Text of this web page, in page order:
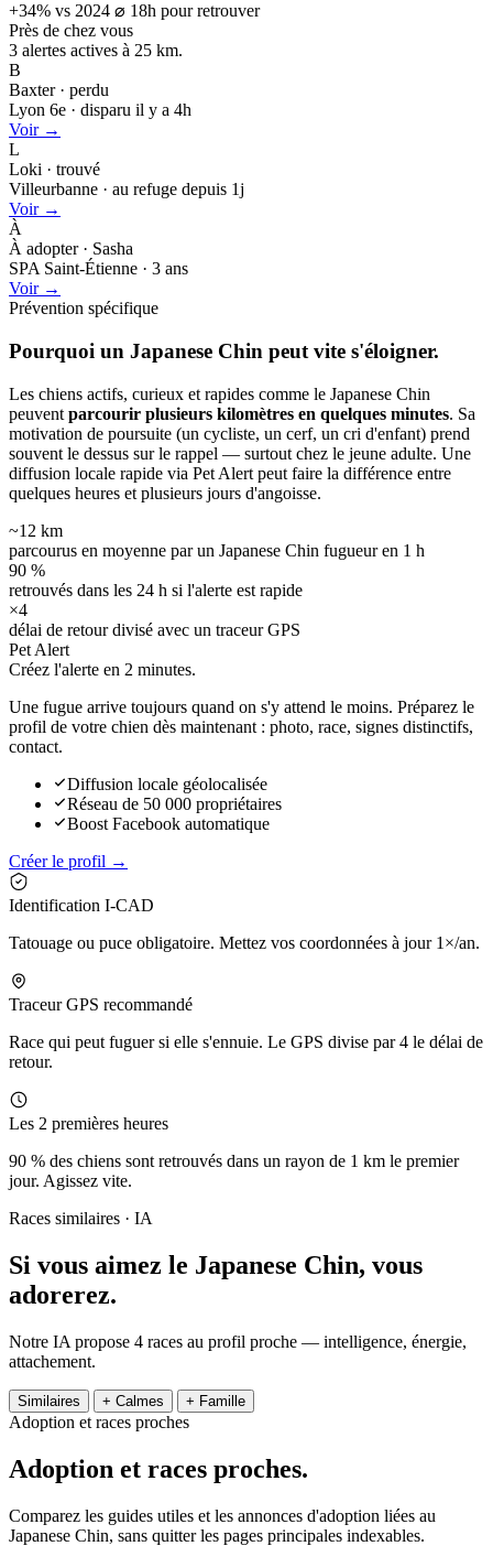
+34% vs 2024 ⌀ 18h pour retrouver
Près de chez vous
3 alertes actives à 25 km.
B
Baxter · perdu
Lyon 6e · disparu il y a 4h
Voir →
L
Loki · trouvé
Villeurbanne · au refuge depuis 1j
Voir →
À
À adopter · Sasha
SPA Saint-Étienne · 3 ans
Voir →
Prévention spécifique
Pourquoi un Japanese Chin peut vite s'éloigner.
Les chiens actifs, curieux et rapides comme le Japanese Chin
peuvent parcourir plusieurs kilomètres en quelques minutes. Sa
motivation de poursuite (un cycliste, un cerf, un cri d'enfant) prend
souvent le dessus sur le rappel — surtout chez le jeune adulte. Une
diffusion locale rapide via Pet Alert peut faire la différence entre
quelques heures et plusieurs jours d'angoisse.
~12 km
parcourus en moyenne par un Japanese Chin fugueur en 1 h
90 %
retrouvés dans les 24 h si l'alerte est rapide
×4
délai de retour divisé avec un traceur GPS
Pet Alert
Créez l'alerte en 2 minutes.
Une fugue arrive toujours quand on s'y attend le moins. Préparez le
profil de votre chien dès maintenant : photo, race, signes distinctifs,
contact.
Diffusion locale géolocalisée
Réseau de 50 000 propriétaires
Boost Facebook automatique
Créer le profil →
Identification I-CAD
Tatouage ou puce obligatoire. Mettez vos coordonnées à jour 1×/an.
Traceur GPS recommandé
Race qui peut fuguer si elle s'ennuie. Le GPS divise par 4 le délai de
retour.
Les 2 premières heures
90 % des chiens sont retrouvés dans un rayon de 1 km le premier
jour. Agissez vite.
Races similaires · IA
Si vous aimez le Japanese Chin, vous
adorerez.
Notre IA propose 4 races au profil proche — intelligence, énergie,
attachement.
Similaires + Calmes + Famille
Adoption et races proches
Adoption et races proches.
Comparez les guides utiles et les annonces d'adoption liées au
Japanese Chin, sans quitter les pages principales indexables.